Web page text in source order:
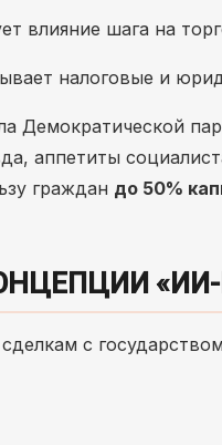
влияние шага на
налоговые и
Демократической
аппетиты
граждан до 50%
с